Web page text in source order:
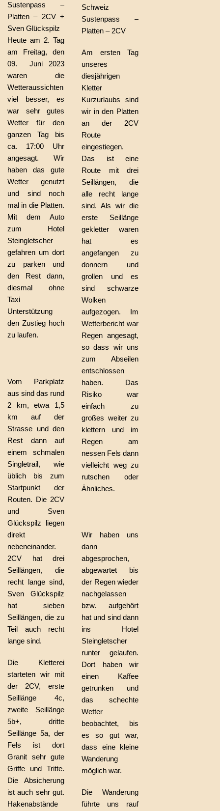
Sustenpass –
Platten – 2CV +
Sven Glückspilz
Heute am 2. Tag
am Freitag, den
09. Juni 2023
waren die
Wetteraussichten
viel besser, es
war sehr gutes
Wetter für den
ganzen Tag bis
ca. 17:00 Uhr
angesagt. Wir
haben das gute
Wetter genutzt
und sind noch
mal in die Platten.
Mit dem Auto
zum Hotel
Steingletscher
gefahren um dort
zu parken und
den Rest dann,
diesmal ohne
Taxi
Unterstützung
den Zustieg hoch
zu laufen.
Vom Parkplatz
aus sind das rund
2 km, etwa 1,5
km auf der
Strasse und den
Rest dann auf
einem schmalen
Singletrail, wie
üblich bis zum
Startpunkt der
Routen. Die 2CV
und Sven
Glückspilz liegen
direkt
nebeneinander.
2CV hat drei
Seillängen, die
recht lange sind,
Sven Glückspilz
hat sieben
Seillängen, die zu
Teil auch recht
lange sind.
Die Kletterei
starteten wir mit
der 2CV, erste
Seillänge 4c,
zweite Seillänge
5b+, dritte
Seillänge 5a, der
Fels ist dort
Granit sehr gute
Griffe und Tritte.
Die Absicherung
ist auch sehr gut.
Hakenabstände
Schweiz
Sustenpass –
Platten – 2CV
Am ersten Tag
unseres
diesjährigen
Kletter
Kurzurlaubs sind
wir in den Platten
an der 2CV
Route
eingestiegen.
Das ist eine
Route mit drei
Seillängen, die
alle recht lange
sind. Als wir die
erste Seillänge
gekletter waren
hat es
angefangen zu
donnern und
grollen und es
sind schwarze
Wolken
aufgezogen. Im
Wetterbericht war
Regen angesagt,
so dass wir uns
zum Abseilen
entschlossen
haben. Das
Risiko war
einfach zu
großes weiter zu
klettern und im
Regen am
nessen Fels dann
vielleicht weg zu
rutschen oder
Ähnliches.
Wir haben uns
dann
abgesprochen,
abgewartet bis
der Regen wieder
nachgelassen
bzw. aufgehört
hat und sind dann
ins Hotel
Steingletscher
runter gelaufen.
Dort haben wir
einen Kaffee
getrunken und
das schechte
Wetter
beobachtet, bis
es so gut war,
dass eine kleine
Wanderung
möglich war.
Die Wanderung
führte uns rauf